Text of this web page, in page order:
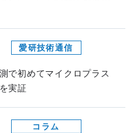
愛研技術通信
で初めてマイクロプラス
実証
コラム